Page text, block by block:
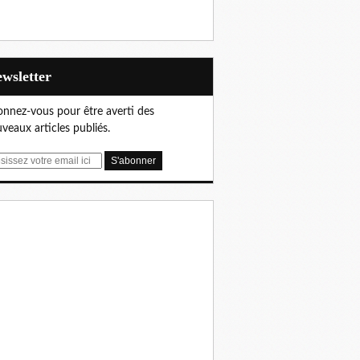
vous pour être averti des
articles publiés.